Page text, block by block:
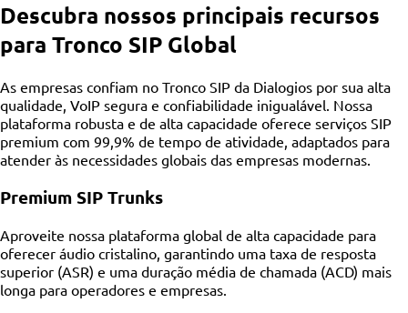
Descubra nossos principais recursos
para Tronco SIP Global
As empresas confiam no Tronco SIP da Dialogios por sua alta
qualidade, VoIP segura e confiabilidade inigualável. Nossa
plataforma robusta e de alta capacidade oferece serviços SIP
premium com 99,9% de tempo de atividade, adaptados para
atender às necessidades globais das empresas modernas.
Premium SIP Trunks
Aproveite nossa plataforma global de alta capacidade para
oferecer áudio cristalino, garantindo uma taxa de resposta
superior (ASR) e uma duração média de chamada (ACD) mais
longa para operadores e empresas.